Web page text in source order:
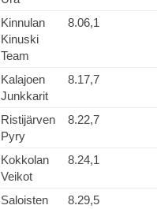
Kinnulan
Kinuski
Team
8.06,1
Kalajoen
Junkkarit
8.17,7
Ristijärven
Pyry
8.22,7
Kokkolan
Veikot
8.24,1
Saloisten
8.29,5